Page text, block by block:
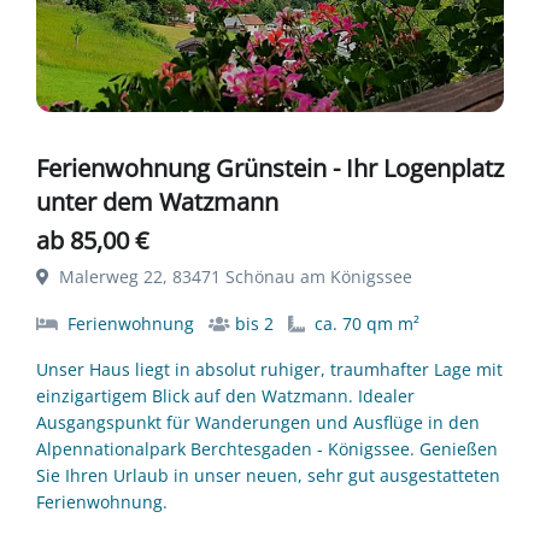
Ferienwohnung Grünstein - Ihr Logenplatz
unter dem Watzmann
ab 85,00 €
Malerweg 22, 83471 Schönau am Königssee
Ferienwohnung bis 2
ca. 70 qm m²
Unser Haus liegt in absolut ruhiger, traumhafter Lage mit
einzigartigem Blick auf den Watzmann. Idealer
Ausgangspunkt für Wanderungen und Ausflüge in den
Alpennationalpark Berchtesgaden - Königssee. Genießen
Sie Ihren Urlaub in unser neuen, sehr gut ausgestatteten
Ferienwohnung.